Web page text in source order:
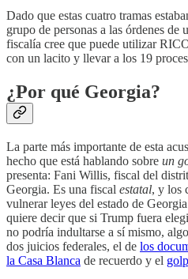
Dado que estas cuatro tramas
grupo de personas a las órdenes
fiscalía cree que puede utilizar
con un lacito y llevar a los 19
¿Por qué Georgia?
La parte más importante de esta
hecho que está hablando sobre un
presenta: Fani Willis, fiscal del
Georgia. Es una fiscal estatal, y los
vulnerar leyes del estado de
quiere decir que si Trump fuera
no podría indultarse a sí mismo,
dos juicios federales, el de los
la Casa Blanca de recuerdo y el